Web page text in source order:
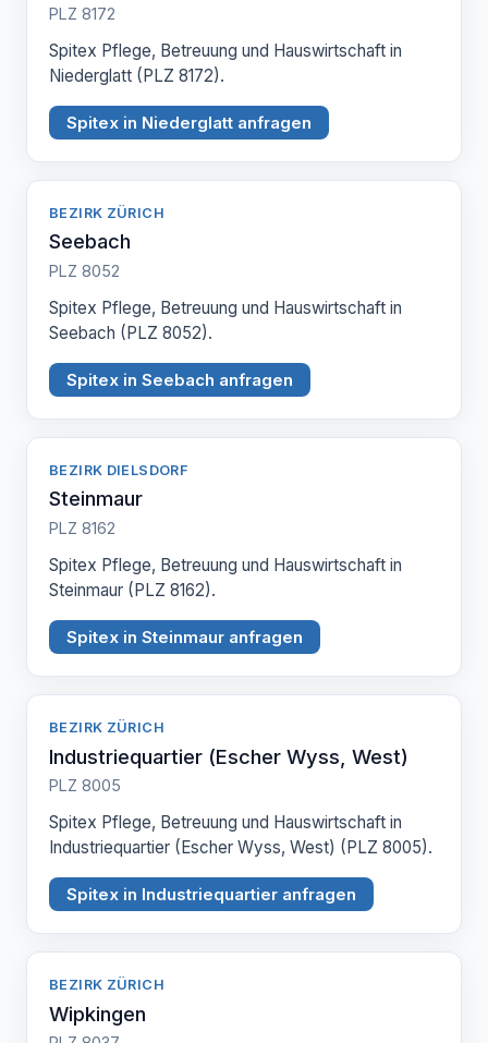
PLZ 8172
Spitex Pflege, Betreuung und Hauswirtschaft in
Niederglatt (PLZ 8172).
Spitex in Niederglatt anfragen
BEZIRK ZÜRICH
Seebach
PLZ 8052
Spitex Pflege, Betreuung und Hauswirtschaft in
Seebach (PLZ 8052).
Spitex in Seebach anfragen
BEZIRK DIELSDORF
Steinmaur
PLZ 8162
Spitex Pflege, Betreuung und Hauswirtschaft in
Steinmaur (PLZ 8162).
Spitex in Steinmaur anfragen
BEZIRK ZÜRICH
Industriequartier (Escher Wyss, West)
PLZ 8005
Spitex Pflege, Betreuung und Hauswirtschaft in
Industriequartier (Escher Wyss, West) (PLZ 8005).
Spitex in Industriequartier anfragen
BEZIRK ZÜRICH
Wipkingen